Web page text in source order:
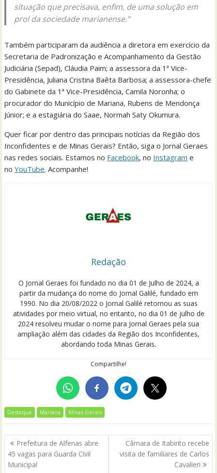
situação que precisava, enfim, de uma solução em
prol da sociedade marianense.”
Também participaram da audiência a diretora em exercício da
Secretaria de Padronização e Acompanhamento da Gestão
Judiciária (Sepad), Cláudia Paim; a assessora da 1ª Vice-
Presidência, Juliana Cristina Baêta Barbosa; a assessora-chefe
do Gabinete da 1ª Vice-Presidência, Camila Noronha; o
procurador do Município de Mariana, Rubens de Mendonça
Júnior; e a estagiária do Saae, Normah Saty Okumura.
Quer ficar por dentro das principais notícias da Região dos
Inconfidentes e de Minas Gerais? Então, siga o Jornal Geraes
nas redes sociais. Estamos no Facebook, no Instagram e
noYouTube. Acompanhe!
Redação
O Jornal Geraes foi fundado no dia 01 de Julho de 2024, a
partir da mudança do nome do Jornal Galilé, fundado em
1990. No dia 20/08/2022 o Jornal Galilé retornou as suas
atividades por meio virtual, no entanto, no dia 01 de julho de
2024 resolveu mudar o nome para Jornal Geraes pela sua
ampliação além das cidades da Região dos Inconfidentes,
abordando toda Minas Gerais.
Compartilhe!
Destaque Mariana Minas Gerais
Navegação
de
Post
Prefeitura de Alfenas abre
45 vagas para Guarda Civil
Municipal
Câmara de Itabirito recebe
visita de familiares de Carlos
Cavalieri